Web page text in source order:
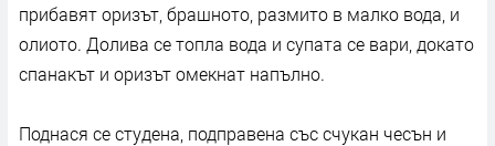
прибавят оризът, брашното, размито в малко вода, и
олиото. Долива се топла вода и супата се вари, докато
спанакът и оризът омекнат напълно.
Поднася се студена, подправена със счукан чесън и